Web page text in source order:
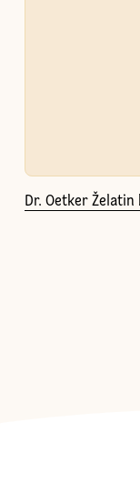
Dr. Oetker Želatin